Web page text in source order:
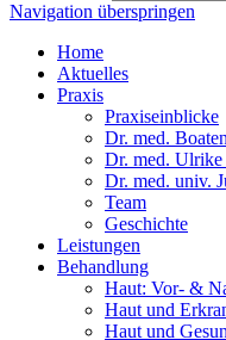
Navigation überspringen
Home
Aktuelles
Praxis
Praxiseinblicke
Dr. med.
Dr. med. Ulrike
Dr. med. univ.
Team
Geschichte
Leistungen
Behandlung
Haut: Vor- &
Haut und
Haut und